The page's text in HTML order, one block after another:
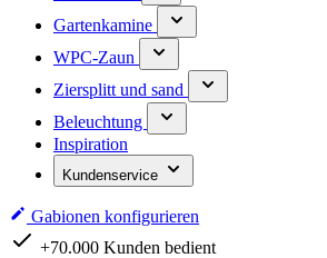
Gartenkamine
WPC-Zaun
Ziersplitt und sand
Beleuchtung
Inspiration
Kundenservice
Gabionen konfigurieren
Schnelle Lieferung in Österreich